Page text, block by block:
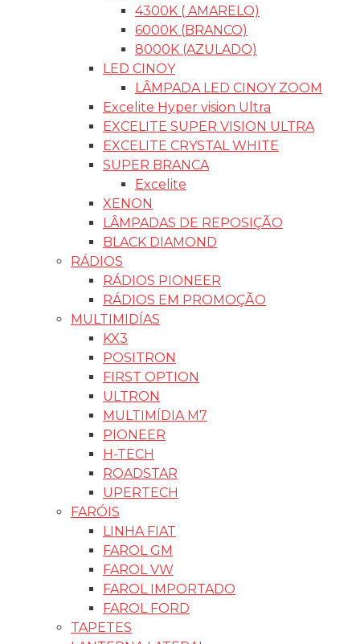
4300K ( AMARELO)
6000K (BRANCO)
8000K (AZULADO)
LED CINOY
LÂMPADA LED CINOY ZOOM
Excelite Hyper vision Ultra
EXCELITE SUPER VISION ULTRA
EXCELITE CRYSTAL WHITE
SUPER BRANCA
Excelite
XENON
LÂMPADAS DE REPOSIÇÃO
BLACK DIAMOND
RÁDIOS
RÁDIOS PIONEER
RÁDIOS EM PROMOÇÃO
MULTIMIDÍAS
KX3
POSITRON
FIRST OPTION
ULTRON
MULTIMÍDIA M7
PIONEER
H-TECH
ROADSTAR
UPERTECH
FARÓIS
LINHA FIAT
FAROL GM
FAROL VW
FAROL IMPORTADO
FAROL FORD
TAPETES